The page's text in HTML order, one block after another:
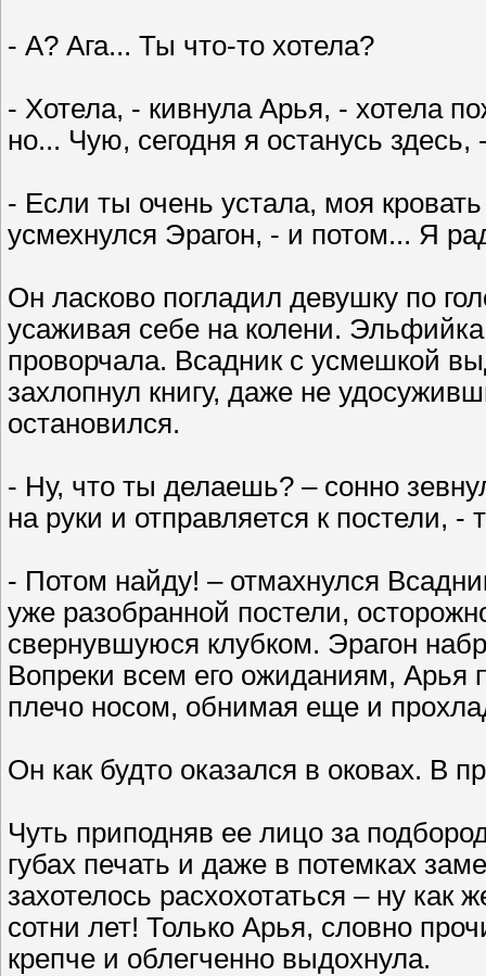
- А? Ага... Ты что-то хотела?
- Хотела, - кивнула Арья, - хотела
но... Чую, сегодня я останусь здесь,
- Если ты очень устала, моя
усмехнулся Эрагон, - и потом... Я
Он ласково погладил девушку по
усаживая себе на колени.
проворчала. Всадник с усмешкой
захлопнул книгу, даже не
остановился.
- Ну, что ты делаешь? – сонно
на руки и отправляется к постели,
- Потом найду! – отмахнулся
уже разобранной постели,
свернувшуюся клубком. Эрагон
Вопреки всем его ожиданиям, Арья
плечо носом, обнимая еще и
Он как будто оказался в оковах. В
Чуть приподняв ее лицо за
губах печать и даже в потемках
захотелось расхохотаться – ну
сотни лет! Только Арья, словно
крепче и облегченно выдохнула.